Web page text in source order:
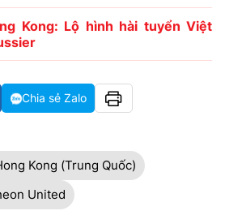
Kong: Lộ hình hài tuyển Việt
Chia sẻ Zalo
Kong (Trung Quốc)
United